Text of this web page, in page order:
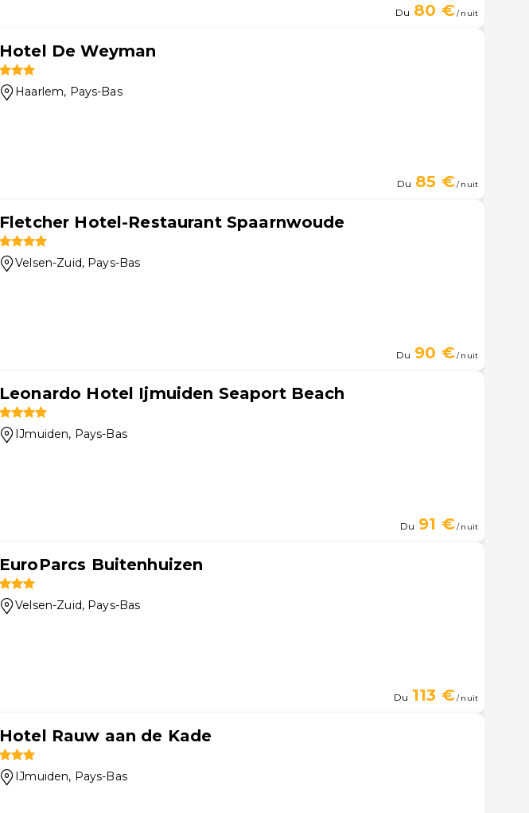
Du 80 €/ nuit
Hotel De Weyman
Haarlem, Pays-Bas
Du 85 €/ nuit
Fletcher Hotel-Restaurant Spaarnwoude
Velsen-Zuid, Pays-Bas
Du 90 €/ nuit
Leonardo Hotel Ijmuiden Seaport Beach
IJmuiden, Pays-Bas
Du 91 €/ nuit
EuroParcs Buitenhuizen
Velsen-Zuid, Pays-Bas
Du 113 €/ nuit
Hotel Rauw aan de Kade
IJmuiden, Pays-Bas